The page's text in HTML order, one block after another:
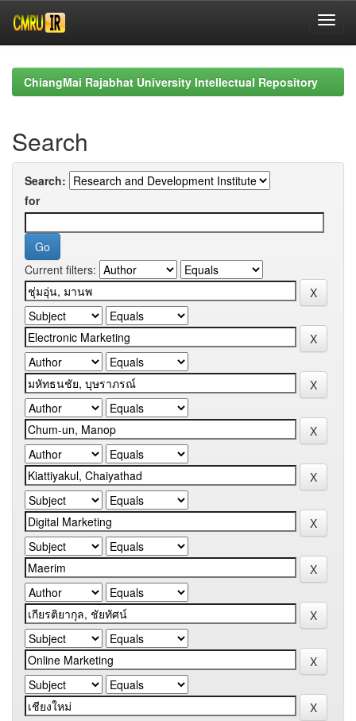
navigationChiangMai Rajabhat University Intellectual Repository
Search
Search:
for
Current filters: